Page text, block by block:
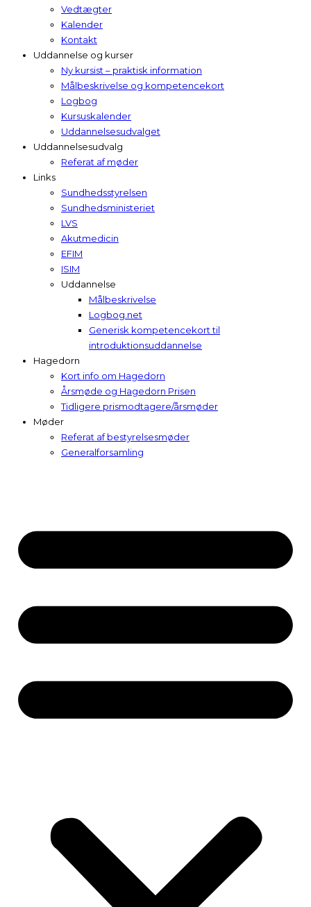
Vedtægter
Kalender
Kontakt
Uddannelse og kurser
Ny kursist – praktisk information
Målbeskrivelse og kompetencekort
Logbog
Kursuskalender
Uddannelsesudvalget
Uddannelsesudvalg
Referat af møder
Links
Sundhedsstyrelsen
Sundhedsministeriet
LVS
Akutmedicin
EFIM
ISIM
Uddannelse
Målbeskrivelse
Logbog.net
Generisk kompetencekort til
introduktionsuddannelse
Hagedorn
Kort info om Hagedorn
Årsmøde og Hagedorn Prisen
Tidligere prismodtagere/årsmøder
Møder
Referat af bestyrelsesmøder
Generalforsamling